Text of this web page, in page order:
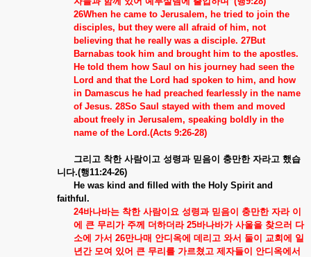
26When he came to Jerusalem, he tried to join the
disciples, but they were all afraid of him, not
believing that he really was a disciple. 27But
Barnabas took him and brought him to the apostles.
He told them how Saul on his journey had seen the
Lord and that the Lord had spoken to him, and how
in Damascus he had preached fearlessly in the name
of Jesus. 28So Saul stayed with them and moved
about freely in Jerusalem, speaking boldly in the
name of the Lord.(Acts 9:26-28)
그리고 착한 사람이고 성령과 믿음이 충만한 자라고 했습
니다.(행11:24-26)
He was kind and filled with the Holy Spirit and
faithful.
24바나바는 착한 사람이요 성령과 믿음이 충만한 자라 이
에 큰 무리가 주께 더하더라25바나바가 사울을 찾으러 다
소에 가서 26만나매 안디옥에 데리고 와서 둘이 교회에 일
년간 모여 있어 큰 무리를 가르쳤고 제자들이
안디옥에서